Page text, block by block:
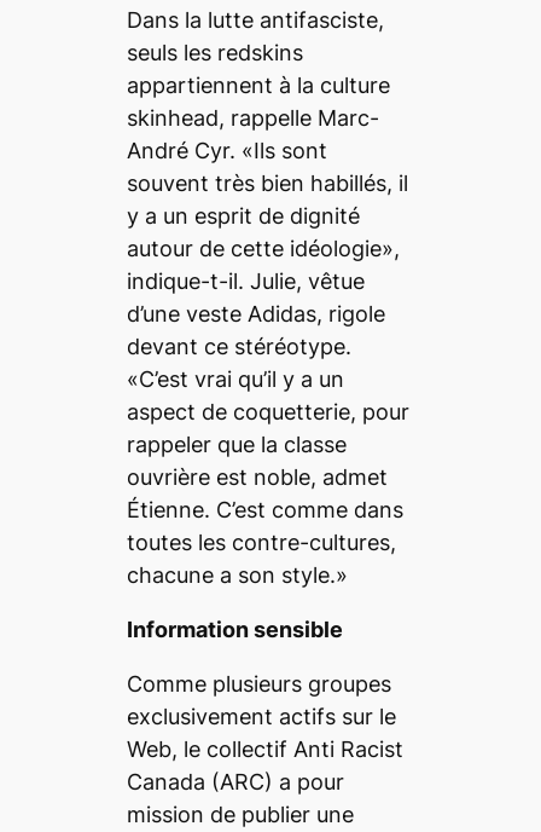
Dans la lutte antifasciste,
seuls les redskins
appartiennent à la culture
skinhead, rappelle Marc-
André Cyr. «Ils sont
souvent très bien habillés, il
y a un esprit de dignité
autour de cette idéologie»,
indique-t-il. Julie, vêtue
d’une veste Adidas, rigole
devant ce stéréotype.
«C’est vrai qu’il y a un
aspect de coquetterie, pour
rappeler que la classe
ouvrière est noble, admet
Étienne. C’est comme dans
toutes les contre-cultures,
chacune a son style.»
Information sensible
Comme plusieurs groupes
exclusivement actifs sur le
Web, le collectif Anti Racist
Canada (ARC) a pour
mission de publier une